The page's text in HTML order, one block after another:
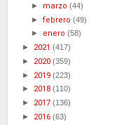
► marzo(44)
►febrero(49)
► enero(58)
► 2021 (417)
► 2020 (359)
► 2019 (223)
► 2018 (110)
► 2017 (136)
► 2016 (63)